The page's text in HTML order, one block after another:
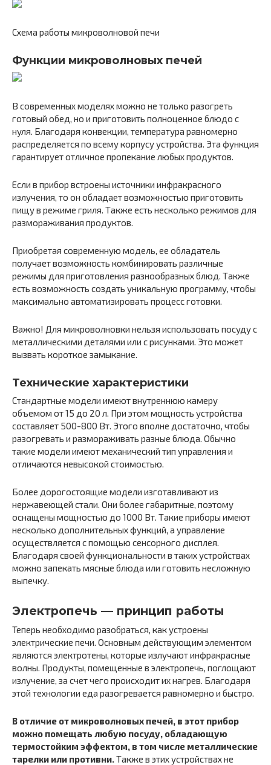
Схема работы микроволновой печи
Функции микроволновых печей
В современных моделях можно не только разогреть
готовый обед, но и приготовить полноценное блюдо с
нуля. Благодаря конвекции, температура равномерно
распределяется по всему корпусу устройства. Эта функция
гарантирует отличное пропекание любых продуктов.
Если в прибор встроены источники инфракрасного
излучения, то он обладает возможностью приготовить
пищу в режиме гриля. Также есть несколько режимов для
размораживания продуктов.
Приобретая современную модель, ее обладатель
получает возможность комбинировать различные
режимы для приготовления разнообразных блюд. Также
есть возможность создать уникальную программу, чтобы
максимально автоматизировать процесс готовки.
Важно! Для микроволновки нельзя использовать посуду с
металлическими деталями или с рисунками. Это может
вызвать короткое замыкание.
Технические характеристики
Стандартные модели имеют внутреннюю камеру
объемом от 15 до 20 л. При этом мощность устройства
составляет 500-800 Вт. Этого вполне достаточно, чтобы
разогревать и размораживать разные блюда. Обычно
такие модели имеют механический тип управления и
отличаются невысокой стоимостью.
Более дорогостоящие модели изготавливают из
нержавеющей стали. Они более габаритные, поэтому
оснащены мощностью до 1000 Вт. Такие приборы имеют
несколько дополнительных функций, а управление
осуществляется с помощью сенсорного дисплея.
Благодаря своей функциональности в таких устройствах
можно запекать мясные блюда или готовить несложную
выпечку.
Электропечь — принцип работы
Теперь необходимо разобраться, как устроены
электрические печи. Основным действующим элементом
являются электротены, которые излучают инфракрасные
волны. Продукты, помещенные в электропечь, поглощают
излучение, за счет чего происходит их нагрев. Благодаря
этой технологии еда разогревается равномерно и быстро.
В отличие от микроволновых печей, в этот прибор
можно помещать любую посуду, обладающую
термостойким эффектом, в том числе металлические
тарелки или противни.Также в этих устройствах не